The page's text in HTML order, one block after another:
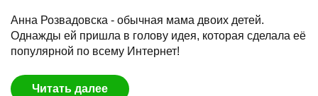
Анна Розвадовска - обычная мама двоих детей.
Однажды ей пришла в голову идея, которая сделала её
популярной по всему Интернет!
Читать далее